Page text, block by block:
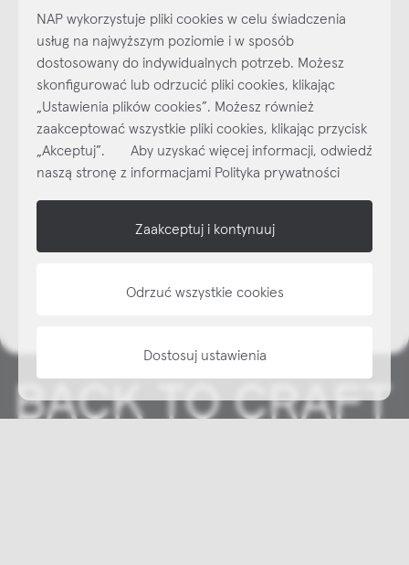
Najlepsze inspiracje i promocje na wyciągnięcie ręki, zapisz się już
dzisiaj do naszego cyklicznego newslettera!
SubskrybujNEWSLETTER
NAP wykorzystuje pliki cookies w celu świadczenia
usług na najwyższym poziomie i w sposób
dostosowany do indywidualnych potrzeb. Możesz
skonfigurować lub odrzucić pliki cookies, klikając
„Ustawienia plików cookies”. Możesz również
zaakceptować wszystkie pliki cookies, klikając przycisk
„Akceptuj”. Aby uzyskać więcej informacji, odwiedź
naszą stronę z informacjami Polityka prywatności
Zaakceptuj i kontynuuj
Odrzuć wszystkie cookies
Dostosuj ustawienia